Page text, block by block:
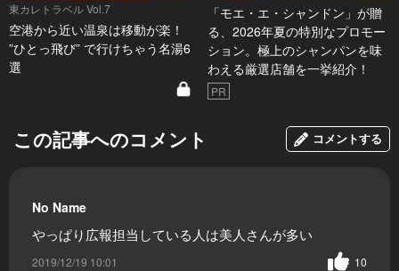
東カレトラベル Vol.7
空港から近い温泉は移動が楽！
”ひとっ飛び” で行けちゃう名湯6
選
「モエ・エ・シャンドン」が贈
る、2026年夏の特別なプロモー
ション。極上のシャンパンを味
わえる厳選店舗を一挙紹介！
PR
この記事へのコメント コメントする
No Name
やっぱり広報担当している人は美人さんが多い
2019/12/19 10:01 10